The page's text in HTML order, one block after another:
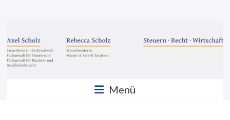
·
Recht
Wirtschaft
Menü